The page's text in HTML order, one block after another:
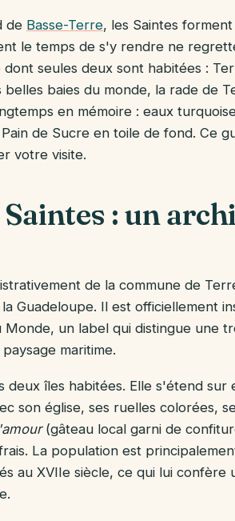
de Basse-Terre, les Saintes
le temps de s'y rendre ne
seules deux sont habitées :
belles baies du monde, la rade de
en mémoire : eaux
de Sucre en toile de fond. Ce
votre visite.
: un
de la commune de
Guadeloupe. Il est officiellement
Monde, un label qui distingue une
maritime.
deux îles habitées. Elle s'étend sur
son église, ses ruelles colorées,
(gâteau local garni de
La population est
au XVIIe siècle, ce qui lui confère